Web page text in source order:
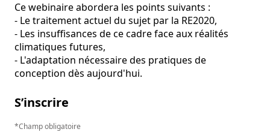
Ce webinaire abordera les points suivants :
- Le traitement actuel du sujet par la RE2020,
- Les insuffisances de ce cadre face aux réalités
climatiques futures,
- L'adaptation nécessaire des pratiques de
conception dès aujourd'hui.
S’inscrire
Champ obligatoire